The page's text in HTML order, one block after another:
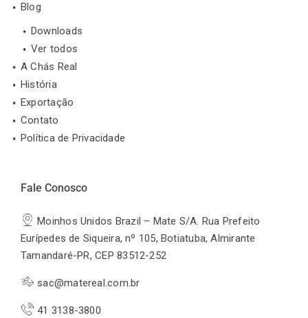
Blog
Downloads
Ver todos
A Chás Real
História
Exportação
Contato
Política de Privacidade
Fale Conosco
Moinhos Unidos Brazil – Mate S/A. Rua Prefeito
Eurípedes de Siqueira, nº 105, Botiatuba, Almirante
Tamandaré-PR, CEP 83512-252
sac@matereal.com.br
41 3138-3800